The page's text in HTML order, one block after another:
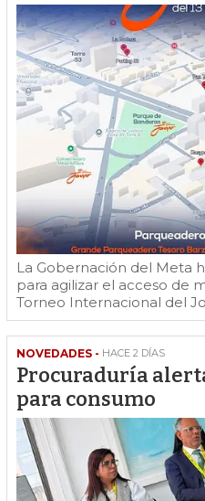
La Gobernación del Meta
para agilizar el acceso de
Torneo Internacional del
NOVEDADES - HACE 2 DÍAS
Procuraduría
para consumo